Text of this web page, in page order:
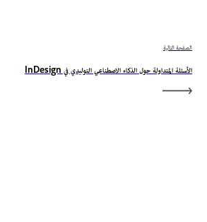
الصفحة التالية
الأسئلة المتداولة حول الذكاء الاصطناعي التوليدي في InDesign